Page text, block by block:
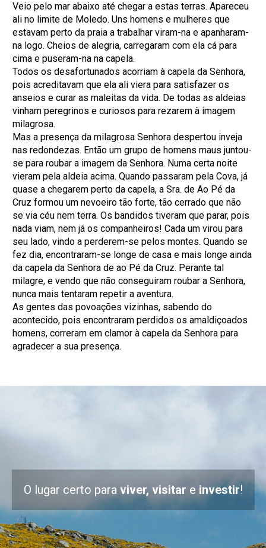
Veio pelo mar abaixo até chegar a estas terras. Apareceu
ali no limite de Moledo. Uns homens e mulheres que
estavam perto da praia a trabalhar viram-na e apanharam-
na logo. Cheios de alegria, carregaram com ela cá para
cima e puseram-na na capela.
Todos os desafortunados acorriam à capela da Senhora,
pois acreditavam que ela ali viera para satisfazer os
anseios e curar as maleitas da vida. De todas as aldeias
vinham peregrinos e curiosos para rezarem à imagem
milagrosa.
Mas a presença da milagrosa Senhora despertou inveja
nas redondezas. Então um grupo de homens maus juntou-
se para roubar a imagem da Senhora. Numa certa noite
vieram pela aldeia acima. Quando passaram pela Cova, já
quase a chegarem perto da capela, a Sra. de Ao Pé da
Cruz formou um nevoeiro tão forte, tão cerrado que não
se via céu nem terra. Os bandidos tiveram que parar, pois
nada viam, nem já os companheiros! Cada um virou para
seu lado, vindo a perderem-se pelos montes. Quando se
fez dia, encontraram-se longe de casa e mais longe ainda
da capela da Senhora de ao Pé da Cruz. Perante tal
milagre, e vendo que não conseguiram roubar a Senhora,
nunca mais tentaram repetir a aventura.
As gentes das povoações vizinhas, sabendo do
acontecido, pois encontraram perdidos os amaldiçoados
homens, correram em clamor à capela da Senhora para
agradecer a sua presença.
O lugar certo para viver, visitar e investir!